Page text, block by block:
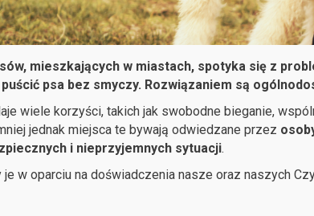
mieszkających w miastach, spotyka się z
psa bez smyczy. Rozwiązaniem są
wiele korzyści, takich jak swobodne bieganie,
jednak miejsca te bywają odwiedzane przez
i nieprzyjemnych sytuacji.
je w oparciu na doświadczenia nasze oraz naszych